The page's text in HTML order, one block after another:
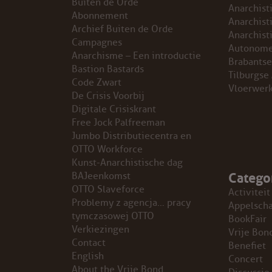
ANARCHISTISCHE GROEP A’DAM
ANARCHISTISCH COLLECTIEF ANTWERPEN
ANARCHISTISCH COLLECTIEF BRUGGE
VB AMSTERDAM
VRIJ COLLECTIEF KORTRIJK
LEUVENSE ANARCHISTISCHE GROEP
VB UTRECHT
Buiten de Orde
Abonnement
Archief Buiten de Orde
Campagnes
Anarchisme – Een introductie
Bastion Bastards
Code Zwart
De Crisis Voorbij
Digitale Crisiskrant
Free Jock Palfreeman
Jumbo Distributiecentra en
OTTO Workforce
Kunst-Anarchistische dag
BAJeenkomst
OTTO Slaveforce
Problemy z agencja… pracy
tymczasowej OTTO
Verkiezingen
Contact
English
Tilburgse
Activiteit
Appelscha
BookFair
Vrije
Benefiet
Concert